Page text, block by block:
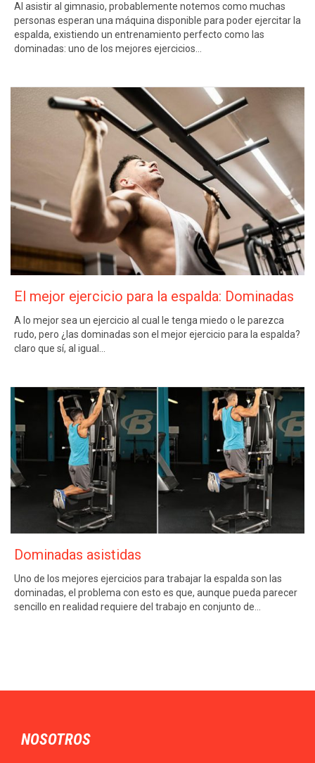
Al asistir al gimnasio, probablemente notemos como muchas
personas esperan una máquina disponible para poder ejercitar la
espalda, existiendo un entrenamiento perfecto como las
dominadas: uno de los mejores ejercicios…
El mejor ejercicio para la espalda: Dominadas
A lo mejor sea un ejercicio al cual le tenga miedo o le parezca
rudo, pero ¿las dominadas son el mejor ejercicio para la espalda?
claro que sí, al igual…
Dominadas asistidas
Uno de los mejores ejercicios para trabajar la espalda son las
dominadas, el problema con esto es que, aunque pueda parecer
sencillo en realidad requiere del trabajo en conjunto de…
NOSOTROS